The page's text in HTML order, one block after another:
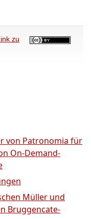
zu
von Patronomia für
On-Demand-
Müller und
Bruggencate-